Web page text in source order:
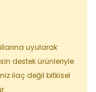
uyularak
destek ürünleriyle
ilaç değil bitkisel